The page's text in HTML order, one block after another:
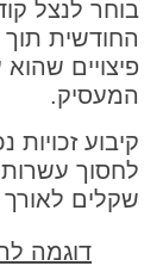
בוחר לנצל
החודשית תוך
פיצויים
המעסיק.
קיבוע
לחסוך
שקלים
דוגמה